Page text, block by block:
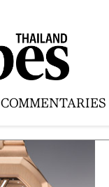
COMMENTARIES